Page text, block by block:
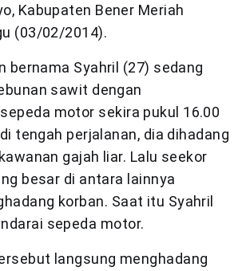
Kabupaten Bener Meriah
(03/02/2014).
bernama Syahril (27) sedang
sawit dengan
motor sekira pukul 16.00
tengah perjalanan, dia dihadang
gajah liar. Lalu seekor
besar di antara lainnya
korban. Saat itu Syahril
sepeda motor.
langsung menghadang